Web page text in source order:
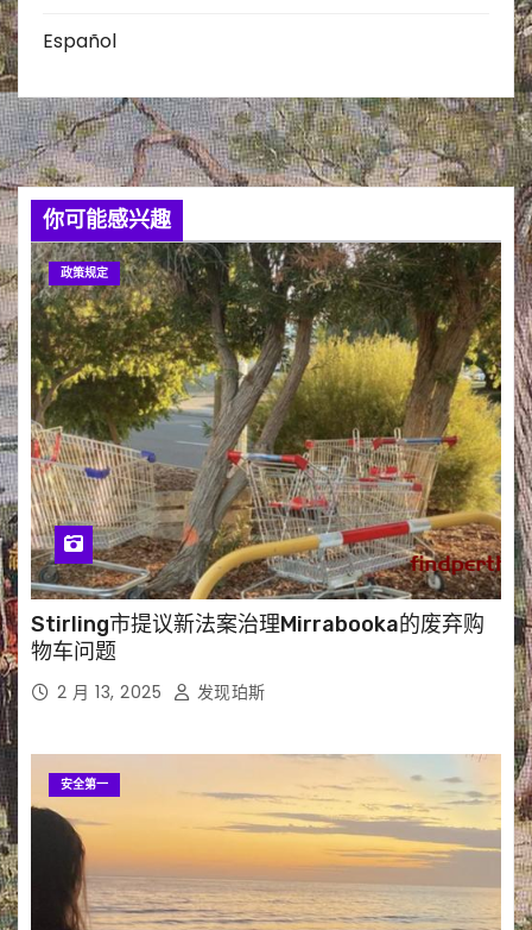
Español
你可能感兴趣
政策规定
Stirling市提议新法案治理Mirrabooka的废弃购
物车问题
2 月 13, 2025 发现珀斯
安全第一